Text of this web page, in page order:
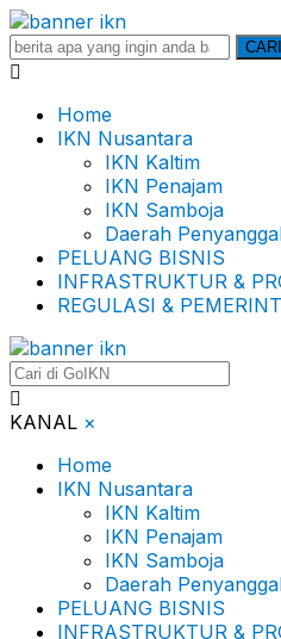
Search
for:
CARI
Home
IKN Nusantara
IKN Kaltim
IKN Penajam
IKN Samboja
Daerah
PELUANG BISNIS
INFRASTRUKTUR &
REGULASI &
KANAL ×
Home
IKN Nusantara
IKN Kaltim
IKN Penajam
IKN Samboja
Daerah
PELUANG BISNIS
INFRASTRUKTUR &